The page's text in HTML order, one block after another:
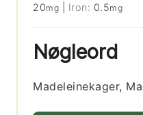
20mg Iron: 0.5mg
Nøgleord
Madeleinekager,